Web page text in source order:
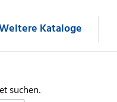
Kataloge
suchen.